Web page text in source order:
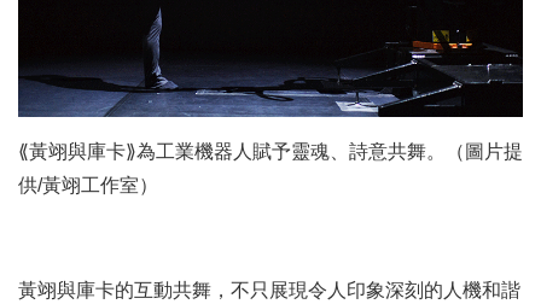
⟪黃翊與庫卡⟫為工業機器人賦予靈魂、詩意共舞。（圖片提
供/黃翊工作室）
黃翊與庫卡的互動共舞，不只展現令人印象深刻的人機和諧